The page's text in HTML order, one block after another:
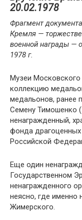
20.02.1978
Фрагмент
Кремля —
военной награды —
1978 г.
Музеи
коллекцию
медальонов, ранее
Семену Тимошенко
ненагражденный,
фонда
Российской
Еще один
Государственном
ненагражденного
неясно, где именно
Жимерского.